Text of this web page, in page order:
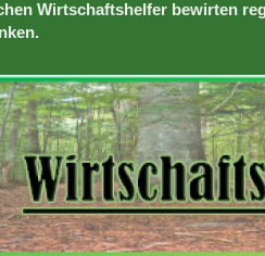
Wirtschaftshelfer bewirten